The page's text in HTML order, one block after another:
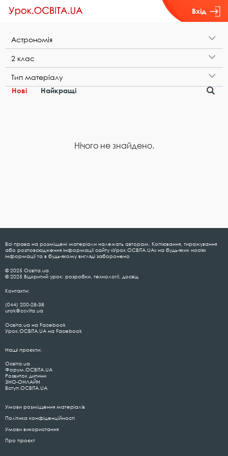
Вхід
А​с​т​р​о​н​о​м​і​я
2​ ​к​л​а​с
Т​и​п​ ​м​а​т​е​р​і​а​л​у
Нові
Найкращі
Нічого не знайдено.
Всі права на розміщені матеріали належать авторам. Копіювання, тиражування
або розповсюдження інформації сайту «Урок.ОСВІТА.UA» на будь-яких носіях
інформації та в будь-якому вигляді заборонено
© 2025 Освіта.ua
© 2025 Відкритий урок: розробки, технології, досвід
Контакти:
(044) 200-28-38
urok@osvita.ua
Освіта.ua на Facebook
Урок.ОСВІТА.UA на Facebook
Наші проєкти:
Освіта.ua
Форум.ОСВІТА.UA
Розвиток дитини
ЗНО-ОНЛАЙН
Вступ.ОСВІТА.UA
Умови розміщення матеріалів
Політика конфіденційності
Умови використання
Про проєкт